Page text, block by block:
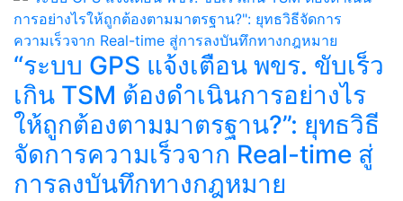
“ระบบ GPS แจ้งเตือน พขร. ขับเร็ว
เกิน TSM ต้องดำเนินการอย่างไร
ให้ถูกต้องตามมาตรฐาน?”: ยุทธวิธี
จัดการความเร็วจาก Real-time สู่
การลงบันทึกทางกฎหมาย